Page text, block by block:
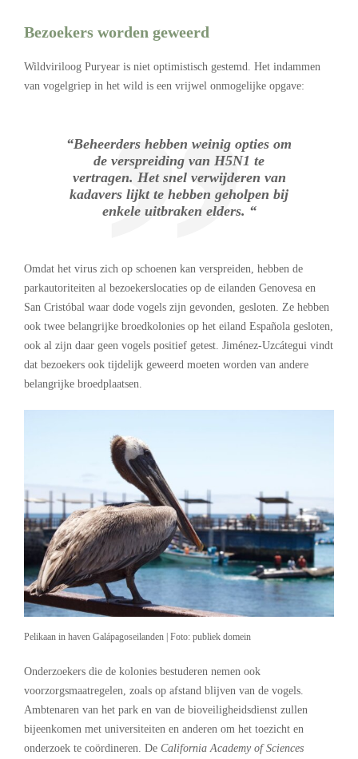
Bezoekers worden geweerd
Wildviriloog Puryear is niet optimistisch gestemd. Het indammen
van vogelgriep in het wild is een vrijwel onmogelijke opgave:
“Beheerders hebben weinig opties om
de verspreiding van H5N1 te
vertragen. Het snel verwijderen van
kadavers lijkt te hebben geholpen bij
enkele uitbraken elders. “
Omdat het virus zich op schoenen kan verspreiden, hebben de
parkautoriteiten al bezoekerslocaties op de eilanden Genovesa en
San Cristóbal waar dode vogels zijn gevonden, gesloten. Ze hebben
ook twee belangrijke broedkolonies op het eiland Española gesloten,
ook al zijn daar geen vogels positief getest. Jiménez-Uzcátegui vindt
dat bezoekers ook tijdelijk geweerd moeten worden van andere
belangrijke broedplaatsen.
Pelikaan in haven Galápagoseilanden | Foto: publiek domein
Onderzoekers die de kolonies bestuderen nemen ook
voorzorgsmaatregelen, zoals op afstand blijven van de vogels.
Ambtenaren van het park en van de bioveiligheidsdienst zullen
bijeenkomen met universiteiten en anderen om het toezicht en
onderzoek te coördineren. De California Academy of Sciences